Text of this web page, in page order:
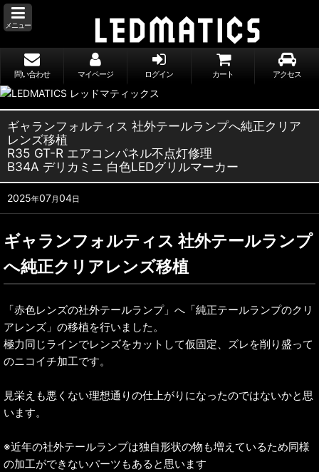
メニュー
問い合わせ マイページ ログイン カート アクセス
ギャランフォルティス 社外テールランプへ純正クリア
レンズ移植
R35 GT-R エアコンパネル不点灯修理
B34A デリカミニ 白色LEDグリルマーカー
2025年07月04日
ギャランフォルティス 社外テールランプ
へ純正クリアレンズ移植
「赤色レンズの社外テールランプ」へ「純正テールランプのクリ
アレンズ」の移植を行いました。
極力同じラインでレンズをカットして仮固定、ズレを削り盛って
のニコイチ加工です。
見栄えも悪くない理想通りの仕上がりになったのではないかと思
います。
※近年の社外テールランプは独自形状の物も増えているため同様
の加工ができないパーツもあると思います